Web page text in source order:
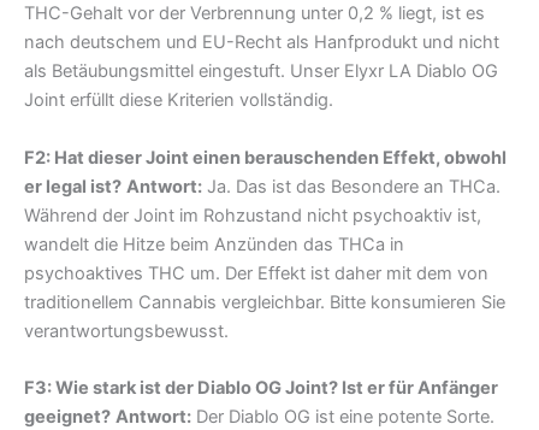
THC-Gehalt vor der Verbrennung unter 0,2 % liegt, ist es
nach deutschem und EU-Recht als Hanfprodukt und nicht
als Betäubungsmittel eingestuft. Unser Elyxr LA Diablo OG
Joint erfüllt diese Kriterien vollständig.
F2: Hat dieser Joint einen berauschenden Effekt, obwohl
er legal ist? Antwort: Ja. Das ist das Besondere an THCa.
Während der Joint im Rohzustand nicht psychoaktiv ist,
wandelt die Hitze beim Anzünden das THCa in
psychoaktives THC um. Der Effekt ist daher mit dem von
traditionellem Cannabis vergleichbar. Bitte konsumieren Sie
verantwortungsbewusst.
F3: Wie stark ist der Diablo OG Joint? Ist er für Anfänger
geeignet? Antwort: Der Diablo OG ist eine potente Sorte.